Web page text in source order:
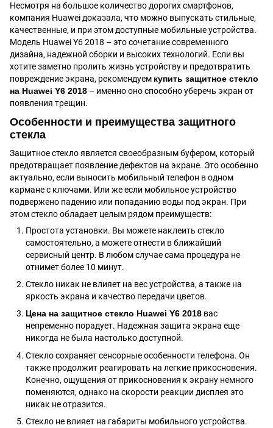
Несмотря на большое количество дорогих смартфонов,
компания Huawei доказала, что можно выпускать стильные,
качественные, и при этом доступные мобильные устройства.
Модель Huawei Y6 2018 – это сочетание современного
дизайна, надежной сборки и высоких технологий. Если вы
хотите заметно пролить жизнь устройству и предотвратить
повреждение экрана, рекомендуем купить защитное стекло
на Huawei Y6 2018 – именно оно способно уберечь экран от
появления трещин.
Особенности и преимущества защитного
стекла
Защитное стекло является своеобразным буфером, который
предотвращает появление дефектов на экране. Это особенно
актуально, если выносить мобильный телефон в одном
кармане с ключами. Или же если мобильное устройство
подвержено падению или попаданию воды под экран. При
этом стекло обладает целым рядом преимуществ:
Простота установки. Вы можете наклеить стекло
самостоятельно, а можете отнести в ближайший
сервисный центр. В любом случае сама процедура не
отнимет более 10 минут.
Стекло никак не влияет на вес устройства, а также на
яркость экрана и качество передачи цветов.
Цена на защитное стекло Huawei Y6 2018 вас
непременно порадует. Надежная защита экрана еще
никогда не была настолько доступной.
Стекло сохраняет сенсорные особенности телефона. Он
также продолжит реагировать на легкие прикосновения.
Конечно, ощущения от прикосновения к экрану немного
поменяются, однако на скорости реакции дисплея это
никак не отразится.
Стекло не влияет на габариты мобильного устройства.